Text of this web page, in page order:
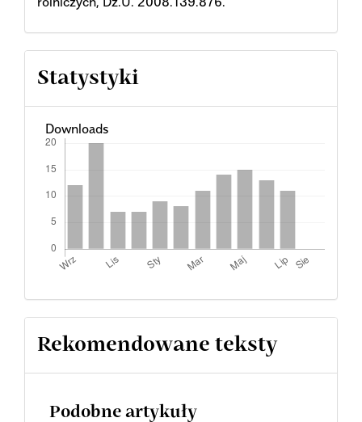
Statystyki
Downloads
Rekomendowane teksty
Podobne artykuły